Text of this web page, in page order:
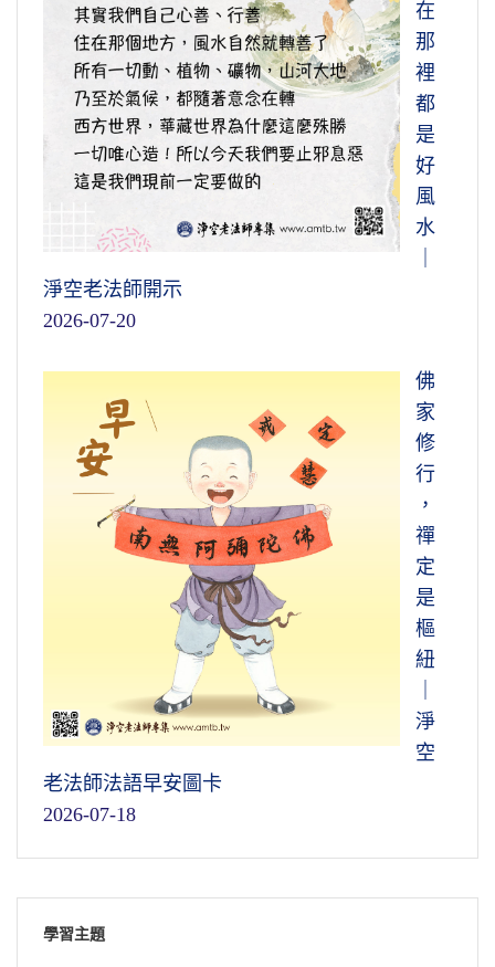
在
那
裡
都
是
好
風
水
淨空老法師開示
2026-07-20
佛
家
修
行
，
禪
定
是
樞
紐
淨
空
老法師法語早安圖卡
2026-07-18
學習主題